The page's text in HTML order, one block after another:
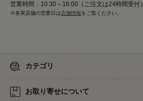
営業時間：10:30～16:00（ご注文は24時間受付）
※各実店舗の営業日は店舗情報をご覧ください。
カテゴリ
お取り寄せについて